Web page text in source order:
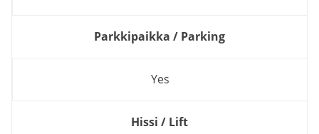
Parkkipaikka / Parking
Yes
Hissi / Lift